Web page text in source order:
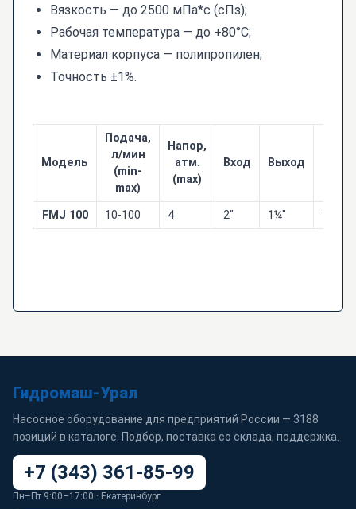
Вязкость — до 2500 мПа*с (сПз);
Рабочая температура — до +80°С;
Материал корпуса — полипропилен;
Точность ±1%.
Модель
Подача,
л/мин
(min-
max)
Напор,
атм.
(max)
Вход Выход
FMJ 100 10-100 4 2" 1¼"
Гидромаш-Урал
Насосное оборудование для предприятий России — 3188
позиций в каталоге. Подбор, поставка со склада, поддержка.
+7 (343) 361-85-99
Пн–Пт 9:00–17:00 · Екатеринбург